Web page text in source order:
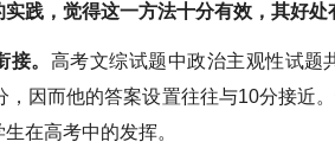
践，觉得这一方法十分有效，其好处
。 高考文综试题中政治主观性试题
，因而他的答案设置往往与10分接近
在高考中的发挥。